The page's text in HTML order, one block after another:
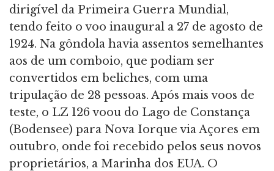
dirigível da Primeira Guerra Mundial,
tendo feito o voo inaugural a 27 de agosto de
1924. Na gôndola havia assentos semelhantes
aos de um comboio, que podiam ser
convertidos em beliches, com uma
tripulação de 28 pessoas. Após mais voos de
teste, o LZ 126 voou do Lago de Constança
(Bodensee) para Nova Iorque via Açores em
outubro, onde foi recebido pelos seus novos
proprietários, a Marinha dos EUA. O